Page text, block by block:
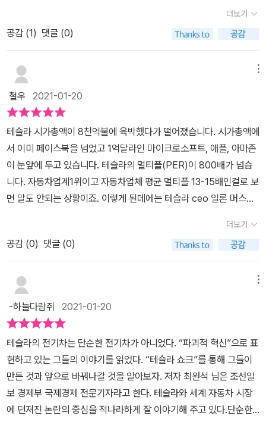
업 현황, 테슬라의 목표와 비전,테슬라의 위협을 대응할 수 있는 방법
등테슬라의 혁신 방향과 비전을 다각적으로이해할 수 있었고 그에 맞
는 전략을 수립하기 위해 노력해야겠다.
있는 사람.4. 자율 주행 자동차와 관련한 사업에 창업을 준비 중이거
나 회사에 입사할 준비를 하는 사람.5. 금융과 IT관련 최신 동향을 알
뽑아내려면, 일단 그 차량에 고성능 센서와 컴퓨터가 탑재돼 있어
야 하고, 데이터를 뽑아 낼 수 있는 소프트웨어 실력과 데이터 운용 능
력이 있어야 하는데요. 현재 이 모든 것을 갖춘 유일한 업체가 테슬라
입니다.기존 자동차 회사는 소프트웨어 알고리즘을 가지고 있지 않지
만, 테슬라는 통합 플랫폼을 모두 갖추고 있어, 미래 애플을 이어 갈
디지털 시대 리더로 일론 머스크를 뽑는다고 한다. 도요타를 제치고,
승자로 부상한 테슬라, 저자는 기존회사들이 테슬라를 앞설 수 있을
것인지 여러 전문가의 입을 통해 이야기한다. 그 중 포드에 입사한 뒤
업도 발 빠르게 움직여야 함을 강조한다. page.80테슬라는 NASA
출신의 많은 과학자와 엔지니어를 고용했다. 오바마 대통령 시절 NA
SA가 무너지면서 일자리를 잃고 나온 사람들이다. 그들이 테슬라를
위해 일한 지 벌써 10년이다. 그 결과물이 지금의 테슬라 차량에 담
겨있다.책의 파트에 따라 전문가 구성으로 테슬라를 평가한 인터뷰를
실었다. 그리고 마지막 장에는 한국기업이 미래 테슬라 전기 자동차
와 자율주행자동차 산업을 대항해 기회를 어떻게 잡아야 하며, 위기
를 어떻게 넘겨야 하는지를 다룬다.
는 가장 비슷한 부분은 바로 상상력을 현실로 만들었다는 점에서 였
다.노키아가 아이폰을 비웃듯, 1위 업계 도요타느 갑작스런 테슬라의
자리 차지가 엄청난 충격이었을지도 모른다.누구도 따라올 수 없다고
생각했던 내부구조의 효율성면에서 완벽함은 다른업계가 들어오지
못하도록아니, 생각도 못할 정도의 완벽함은 아마 3~40년 후에나
있을법한 일 정도로 가볍게 생각했을 것이다.그것이 곧 '오만함'이며
작가도 설명했듯 어렵지만 해볼만한 가치가 있는 또다른 자리싸움이
아닌가 생각했다. 이 책을 읽으며 계속해서 들었던 생각은, 나와 같은
경제/경영/IT부분에서의 초보자들이 굉장히 읽기 편하다 라는 것이
다.빌게이츠가 추천한 '경영의 모험'이라는 책을 여러번 읽다가 포기
했었다.우리가 들어보지 못한 단어나 회사가 나오지는 않는다.그리고
내가 좋아하는 자동차 업계를 바탕으로 쓰여진 책임으로 굉장히 흥미
로울것이라고 생각했다.하지만 자동차를 배경으로 한 책이고, '경
영'을 주제로 한 책이어서 꽤나 어려웠다.하지만 이 책은 '테슬라'라는
자리를 넘겨줄수 밖에 없었는지굉장히 쉽고 세세하게 전달해주는 점
에서 플러스를 주고 싶었다.이후 책을 읽기전 눈살을 찌푸리게 했던
'바퀴달린 아이폰, 테슬라'라는 부제를 책표지에 내세울수밖에 없었던
이유를독자들의 마음을 헤아리는 듯 자세하게 설명해주는 점에서 또
한 감탄할수밖에 없었다.이는 곧 책으로 빨려들어가는듯한 호기심을
자극 시키기에도 상당한 도움을 주었다.코로나 19로 인해 부동산과
주식시장이 굉장히 뜨거워져있다.주식시장에서 아마 가장 뜨거운 화
두는 세계적으로는 '테슬라'와 국내에선 '삼성전자'를 뽑을수있겠다.
더보기
공감 (1) 댓글 (0)
철우 2021-01-20
테슬라 시가총액이 8천억불에 육박했다가 떨어졌습니다. 시가총액에
서 이미 페이스북을 넘었고 1억달라인 마이크로소프트, 애플, 아마존
이 눈앞에 두고 있습니다. 테슬라의 멀티플(PER)이 800배가 넘습
니다. 자동차업계1위이고 자동차업체 평균 멀티플 13-15배인걸로 보
면 말도 안되는 상황이죠. 이렇게 된데에는 테슬라 ceo 일론 머스크
고 있습니다. 자동차계의 애플이라는 칭호를 받는 테슬라의 돌풍을 <
테슬라쇼크>에서는 테슬라의 위상과 한국에 미칠 경제와 산업영향의
기회와 위기를 다룹니다. 저자는 조선일보 경제부소속 최원석 국제경
제 전문기자입니다. 1997년입사해서 2019년<이코노미조선>편집
경제면은 보는 독자가 많습니다. 매일경제나 한경경제를 제외하고는
경제쪽 포커스가 높은 것으로 알고, 2017년 섹션인 <위클리조선>은
유명 ceo나 구루들과의 인터뷰가 많이 실렸죠. <위클리조선>의 산
업팀장경력도 있으십니다. 테슬라는 일반 자동차기업으로 보지 않고
모빌리티서비스를 기반으로 한 전기자동차회사로 정의합니다. 테슬
라는 기존 자동차회사의 길을 가지 않습니다. 자신들에게 불리한 길
이고 잘할수도 없다는 겁니다. 왜냐하면 테슬라가 도요타등의 기업과
더보기
공감 (0) 댓글 (0)
-하늘다람쥐 2021-01-20
테슬라의 전기차는 단순한 전기차가 아니었다. “파괴적 혁신”으로 표
현하고 있는 그들의 이야기를 읽었다. “테슬라 쇼크”를 통해 그들이
만든 것과 앞으로 바꿔나갈 것을 알아보자. 저자 최원석 님은 조선일
보 경제부 국제경제 전문기자라고 한다. 테슬라와 세계 자동차 시장
에 던져진 논란의 중심을 적나라하게 잘 이야기해 주고 있다.단순한